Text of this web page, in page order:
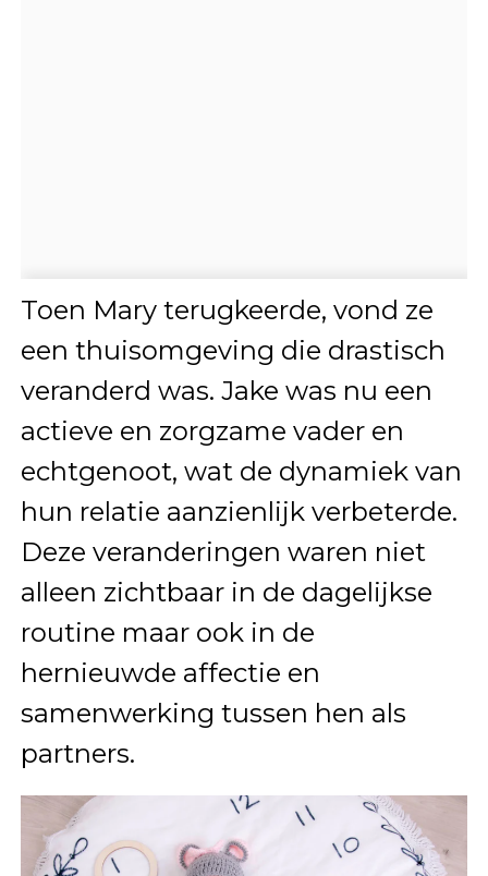
Toen Mary terugkeerde, vond ze
een thuisomgeving die drastisch
veranderd was. Jake was nu een
actieve en zorgzame vader en
echtgenoot, wat de dynamiek van
hun relatie aanzienlijk verbeterde.
Deze veranderingen waren niet
alleen zichtbaar in de dagelijkse
routine maar ook in de
hernieuwde affectie en
samenwerking tussen hen als
partners.